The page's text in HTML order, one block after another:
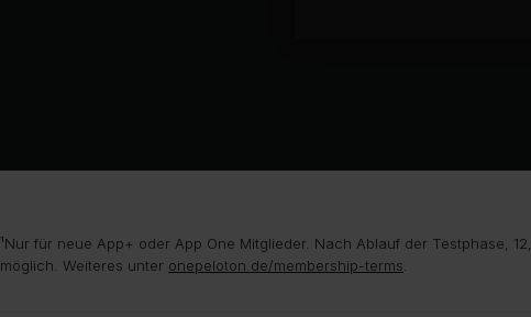
¹Nur für neue App+ oder App One Mitglieder. Nach Ablauf der Testphase,
möglich. Weiteres unter onepeloton.de/membership-terms